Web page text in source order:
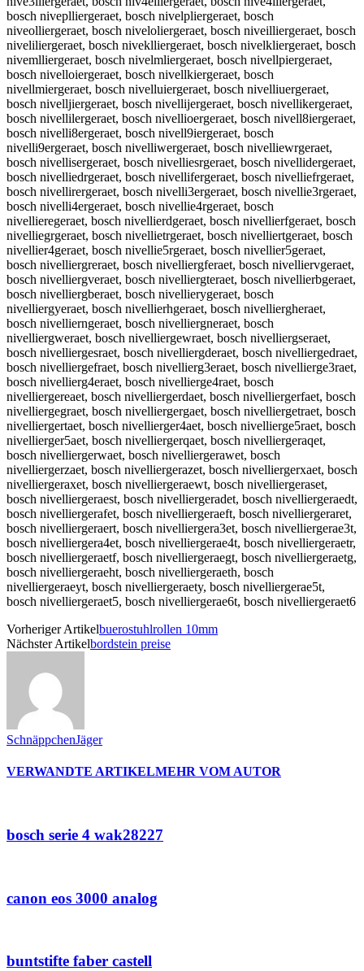
bosch niveplliergeraet, bosch nivelpliergeraet, bosch
niveolliergeraet, bosch niveloliergeraet, bosch niveilliergeraet, bosch
niveliliergeraet, bosch niveklliergeraet, bosch nivelkliergeraet, bosch
nivemlliergeraet, bosch nivelmliergeraet, bosch nivellpiergeraet,
bosch nivelloiergeraet, bosch nivellkiergeraet, bosch
nivellmiergeraet, bosch nivelluiergeraet, bosch nivelliuergeraet,
bosch nivelljiergeraet, bosch nivellijergeraet, bosch nivellikergeraet,
bosch nivellilergeraet, bosch nivellioergeraet, bosch nivell8iergeraet,
bosch nivelli8ergeraet, bosch nivell9iergeraet, bosch
nivelli9ergeraet, bosch nivelliwergeraet, bosch nivelliewrgeraet,
bosch nivellisergeraet, bosch nivelliesrgeraet, bosch nivellidergeraet,
bosch nivelliedrgeraet, bosch nivellifergeraet, bosch nivelliefrgeraet,
bosch nivellirergeraet, bosch nivelli3ergeraet, bosch nivellie3rgeraet,
bosch nivelli4ergeraet, bosch nivellie4rgeraet, bosch
nivellieregeraet, bosch nivellierdgeraet, bosch nivellierfgeraet, bosch
nivelliegrgeraet, bosch nivellietrgeraet, bosch nivelliertgeraet, bosch
nivellier4geraet, bosch nivellie5rgeraet, bosch nivellier5geraet,
bosch nivelliergreraet, bosch nivelliergferaet, bosch nivelliervgeraet,
bosch nivelliergveraet, bosch nivelliergteraet, bosch nivellierbgeraet,
bosch nivelliergberaet, bosch nivellierygeraet, bosch
nivelliergyeraet, bosch nivellierhgeraet, bosch nivelliergheraet,
bosch nivellierngeraet, bosch nivelliergneraet, bosch
nivelliergweraet, bosch nivelliergewraet, bosch nivelliergseraet,
bosch nivelliergesraet, bosch nivelliergderaet, bosch nivelliergedraet,
bosch nivelliergefraet, bosch nivellierg3eraet, bosch nivellierge3raet,
bosch nivellierg4eraet, bosch nivellierge4raet, bosch
nivelliergereaet, bosch nivelliergerdaet, bosch nivelliergerfaet, bosch
nivelliergegraet, bosch nivelliergergaet, bosch nivelliergetraet, bosch
nivelliergertaet, bosch nivellierger4aet, bosch nivellierge5raet, bosch
nivellierger5aet, bosch nivelliergerqaet, bosch nivelliergeraqet,
bosch nivelliergerwaet, bosch nivelliergerawet, bosch
nivelliergerzaet, bosch nivelliergerazet, bosch nivelliergerxaet, bosch
nivelliergeraxet, bosch nivelliergeraewt, bosch nivelliergeraset,
bosch nivelliergeraest, bosch nivelliergeradet, bosch nivelliergeraedt,
bosch nivelliergerafet, bosch nivelliergeraeft, bosch nivelliergeraret,
bosch nivelliergeraert, bosch nivelliergera3et, bosch nivelliergerae3t,
bosch nivelliergera4et, bosch nivelliergerae4t, bosch nivelliergeraetr,
bosch nivelliergeraetf, bosch nivelliergeraegt, bosch nivelliergeraetg,
bosch nivelliergeraeht, bosch nivelliergeraeth, bosch
nivelliergeraeyt, bosch nivelliergeraety, bosch nivelliergerae5t,
bosch nivelliergeraet5, bosch nivelliergerae6t, bosch nivelliergeraet6
Vorheriger Artikelbuerostuhlrollen 10mm
Nächster Artikelbordstein preise
SchnäppchenJäger
VERWANDTE ARTIKELMEHR VOM AUTOR
bosch serie 4 wak28227
canon eos 3000 analog
buntstifte faber castell